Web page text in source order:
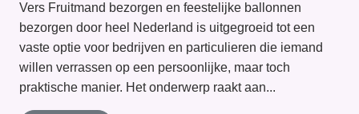
Vers Fruitmand bezorgen en feestelijke ballonnen
bezorgen door heel Nederland is uitgegroeid tot een
vaste optie voor bedrijven en particulieren die iemand
willen verrassen op een persoonlijke, maar toch
praktische manier. Het onderwerp raakt aan...